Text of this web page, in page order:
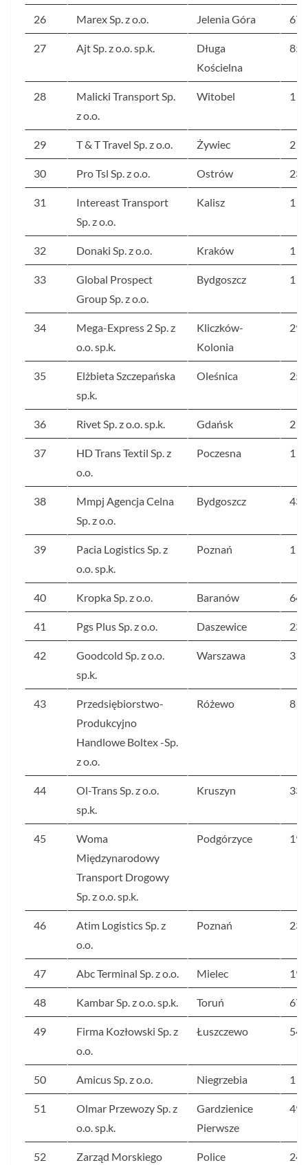
26 Marex Sp. z o.o. Jelenia Góra 676
27 Ajt Sp. z o.o. sp.k.
Długa
Kościelna
853
28
Malicki Transport Sp.
z o.o.
Witobel 1
29 T & T Travel Sp. z o.o. Żywiec 2
30 Pro Tsl Sp. z o.o. Ostrów 238
31
Intereast Transport
Sp. z o.o.
Kalisz 1
32 Donaki Sp. z o.o. Kraków 1
33
Global Prospect
Group Sp. z o.o.
Bydgoszcz 1
34
Mega-Express 2 Sp. z
o.o. sp.k.
Kliczków-
Kolonia
297
35
Elżbieta Szczepańska
sp.k.
Oleśnica 252
36 Rivet Sp. z o.o. sp.k. Gdańsk 217
37
HD Trans Textil Sp. z
o.o.
Poczesna 1
38
Mmpj Agencja Celna
Sp. z o.o.
Bydgoszcz 432
39
Pacia Logistics Sp. z
o.o. sp.k.
Poznań 1
40 Kropka Sp. z o.o. Baranów 642
41 Pgs Plus Sp. z o.o. Daszewice 231
42
Goodcold Sp. z o.o.
sp.k.
Warszawa 314
43
Przedsiębiorstwo-
Produkcyjno
Handlowe Boltex -Sp.
z o.o.
Różewo 810
44
Ol-Trans Sp. z o.o.
sp.k.
Kruszyn 332
45
Woma
Międzynarodowy
Transport Drogowy
Sp. z o.o. sp.k.
Podgórzyce 199
46
Atim Logistics Sp. z
o.o.
Poznań 236
47 Abc Terminal Sp. z o.o. Mielec 195
48 Kambar Sp. z o.o. sp.k. Toruń 678
49
Firma Kozłowski Sp. z
o.o.
Łuszczewo 547
50 Amicus Sp. z o.o. Niegrzebia 1
51
Olmar Przewozy Sp. z
o.o. sp.k.
Gardzienice
Pierwsze
496
52
Zarząd Morskiego
Police 248